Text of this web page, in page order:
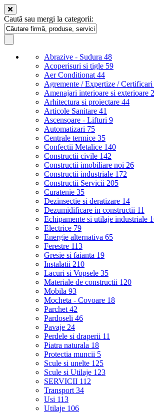
Caută sau mergi la categorii:
Abrazive - Sudura 48
Acoperisuri si tigle 59
Aer Conditionat 44
Agremente / Expertize / Certificari
Amenajari interioare si exterioare
Arhitectura si proiectare 44
Articole Sanitare 41
Ascensoare - Lifturi 9
Automatizari 75
Centrale termice 35
Confectii Metalice 140
Constructii civile 142
Constructii imobiliare noi 26
Constructii industriale 172
Constructii Servicii 205
Curatenie 35
Dezinsectie si deratizare 14
Dezumidificare in constructii 11
Echipamente si utilaje industriale
Electrice 79
Energie alternativa 65
Ferestre 113
Gresie si faianta 19
Instalatii 210
Lacuri si Vopsele 35
Materiale de constructii 120
Mobila 93
Mocheta - Covoare 18
Parchet 42
Pardoseli 46
Pavaje 24
Perdele si draperii 11
Piatra naturala 18
Protectia muncii 5
Scule si unelte 125
Scule si Utilaje 123
SERVICII 112
Transport 34
Usi 113
Utilaje 106